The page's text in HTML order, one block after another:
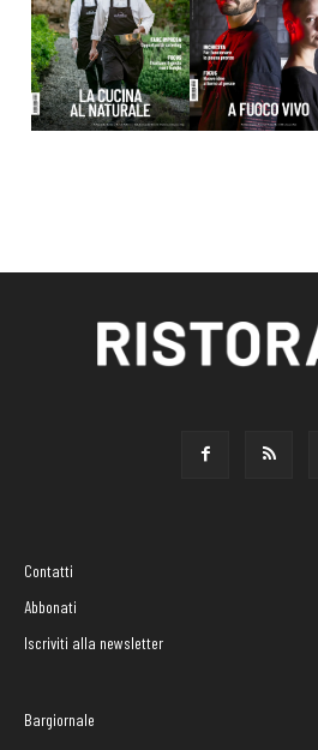
Contatti
Abbonati
Iscriviti alla newsletter
Bargiornale